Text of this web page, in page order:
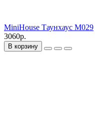
MiniHouse Таунхаус M029
3060р.
В корзину